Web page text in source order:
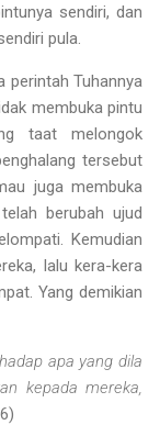
sendiri, dan
pula.
perintah Tuhannya
membuka pintu
taat melongok
tersebut
juga membuka
berubah ujud
Kemudian
lalu kera-kera
Yang demikian
apa yang dila­
kepada mereka,